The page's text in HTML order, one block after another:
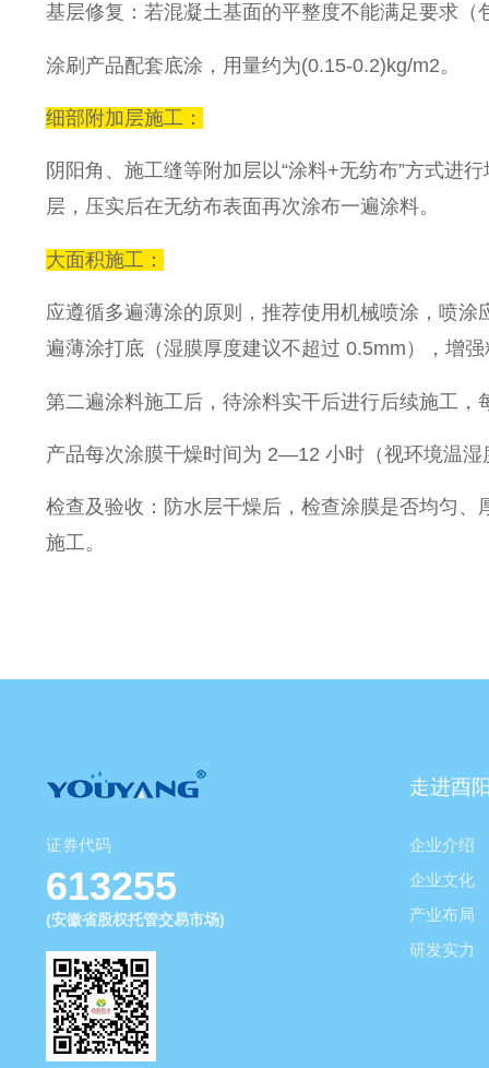
基层修复：若混凝土基面的平整度不能满足要求
涂刷产品配套底涂，用量约为(0.15-0.2)kg/m2。
细部附加层施工：
阴阳角、施工缝等附加层以“涂料+无纺布”方式进
层，压实后在无纺布表面再次涂布一遍涂料。
大面积施工：
应遵循多遍薄涂的原则，推荐使用机械喷涂，喷
遍薄涂打底（湿膜厚度建议不超过 0.5mm），增
第二遍涂料施工后，待涂料实干后进行后续施工
产品每次涂膜干燥时间为 2—12 小时（视环境温
检查及验收：防水层干燥后，检查涂膜是否均匀
施工。
证券代码
613255
(安徽省股权托管交易市场)
走进酉
企业介绍
企业文化
产业布局
研发实力